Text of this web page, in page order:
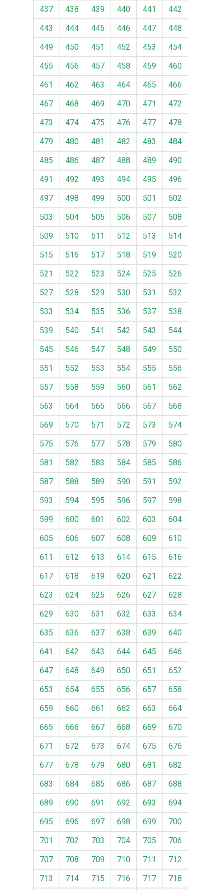
437 438 439 440 441
442
443
444 445 446 447
448
449
450 451 452 453
454
455
456 457 458 459
460
461
462 463 464 465
466
467
468 469 470 471
472
473
474 475 476 477
478
479
480 481 482 483
484
485
486 487 488 489
490
491
492 493 494 495
496
497
498 499 500 501
502
503
504 505 506 507
508
509
510 511 512 513
514
515
516 517 518 519
520
521
522 523 524 525
526
527
528 529 530 531
532
533
534 535 536 537
538
539
540 541 542 543
544
545
546 547 548 549
550
551
552 553 554 555
556
557
558 559 560 561
562
563
564 565 566 567
568
569
570 571 572 573
574
575
576 577 578 579
580
581
582 583 584 585
586
587
588 589 590 591
592
593
594 595 596 597
598
599
600 601 602 603
604
605
606 607 608 609
610
611
612 613 614 615
616
617
618 619 620 621
622
623
624 625 626 627
628
629
630 631 632 633
634
635
636 637 638 639
640
641
642 643 644 645
646
647
648 649 650 651
652
653
654 655 656 657
658
659
660 661 662 663
664
665
666 667 668 669
670
671
672 673 674 675
676
677
678 679 680 681
682
683
684 685 686 687
688
689
690 691 692 693
694
695
696 697 698 699
700
701
702 703 704 705
706
707
708 709 710 711
712
713
714 715 716 717 718